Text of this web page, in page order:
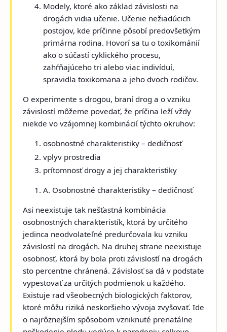
Modely, ktoré ako základ závislosti na
drogách vidia učenie. Učenie nežiadúcich
postojov, kde príčinne pôsobí predovšetkým
primárna rodina. Hovorí sa tu o toxikománií
ako o súčastí cyklického procesu,
zahŕňajúceho tri alebo viac indivíduí,
spravidla toxikomana a jeho dvoch rodičov.
O experimente s drogou, braní drog a o vzniku
závislostí môžeme povedať, že príčina leží vždy
niekde vo vzájomnej kombinácií týchto okruhov:
osobnostné charakteristiky – dedičnosť
vplyv prostredia
prítomnosť drogy a jej charakteristiky
A. Osobnostné charakteristiky – dedičnosť
Asi neexistuje tak nešťastná kombinácia
osobnostných charakteristík, ktorá by určitého
jedinca neodvolateľné predurčovala ku vzniku
závislostí na drogách. Na druhej strane neexistuje
osobnosť, ktorá by bola proti závislostí na drogách
sto percentne chránená. Závislosť sa dá v podstate
vypestovať za určitých podmienok u každého.
Existuje rad všeobecných biologických faktorov,
ktoré môžu riziká neskoršieho vývoja zvyšovať. Ide
o najrôznejším spôsobom vzniknuté prenatálne